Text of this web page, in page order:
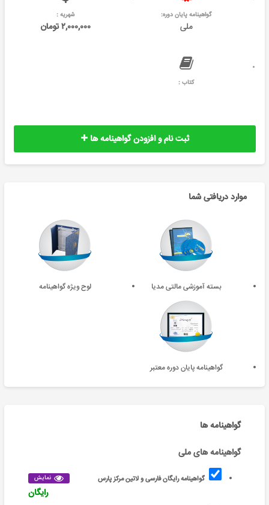
گواهینامه پایان دوره:
ملی
شهریه :
۲,۰۰۰,۰۰۰ تومان
کتاب :
ثبت نام و افزودن گواهینامه ها
موارد دریافتی شما
بسته آموزشی مالتی مدیا لوح ویژه گواهینامه
گواهینامه پایان دوره معتبر
گواهینامه ها
گواهینامه های ملی
گواهینامه رایگان فارسی و لاتین مرکز پارس نمایش
رایگان